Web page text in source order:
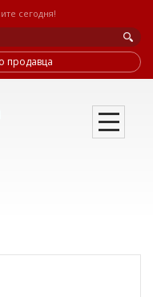
сегодня!
продавца